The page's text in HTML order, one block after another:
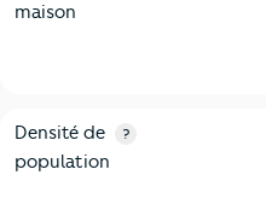
maison
2-Habitants
Critères Cabrières-d'Aigues
Densité de
population
?